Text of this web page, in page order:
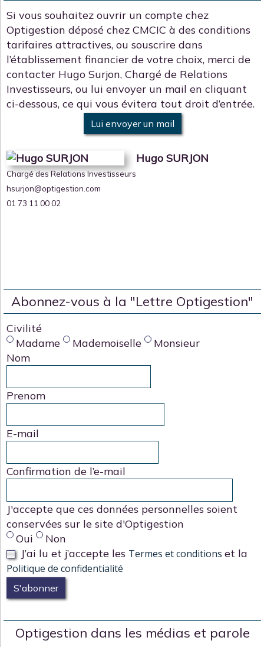
Si vous souhaitez ouvrir un compte chez
Optigestion déposé chez CMCIC à des conditions
tarifaires attractives, ou souscrire dans
l’établissement financier de votre choix, merci de
contacter Hugo Surjon, Chargé de Relations
Investisseurs, ou lui envoyer un mail en cliquant
ci-dessous, ce qui vous évitera tout droit d’entrée.
Lui envoyer un mail
Hugo SURJON
Chargé des Relations Investisseurs
hsurjon@optigestion.com
01 73 11 00 02
Abonnez-vous à la "Lettre Optigestion"
Civilité
Madame
Mademoiselle
Monsieur
Nom
Prenom
E-mail
Confirmation de l’e-mail
J'accepte que ces données personnelles soient
conservées sur le site d'Optigestion
Oui
Non
J’ai lu et j’accepte les Termes et conditions et la
Politique de confidentialité
S'abonner
Optigestion dans les médias et parole